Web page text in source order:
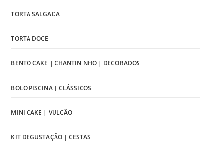
TORTA SALGADA
TORTA DOCE
BENTÔ CAKE | CHANTININHO | DECORADOS
BOLO PISCINA | CLÁSSICOS
MINI CAKE | VULCÃO
KIT DEGUSTAÇÃO | CESTAS